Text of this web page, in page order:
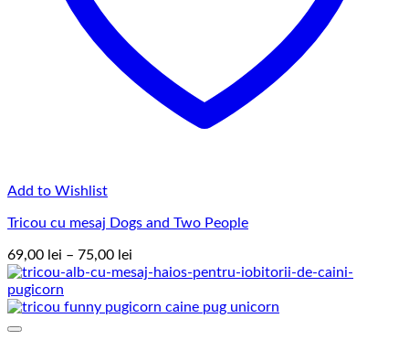
Add to Wishlist
Tricou cu mesaj Dogs and Two People
69,00 lei – 75,00 lei
de
69,00 lei